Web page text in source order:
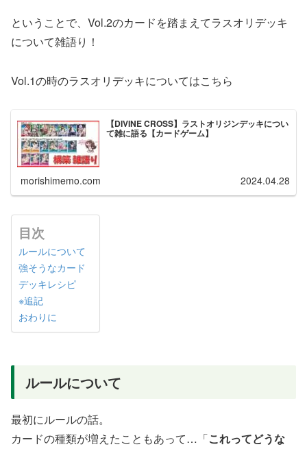
ということで、Vol.2のカードを踏まえてラスオリデッキ
について雑語り！
Vol.1の時のラスオリデッキについてはこちら
【DIVINE CROSS】ラストオリジンデッキについ
て雑に語る【カードゲーム】
morishimemo.com 2024.04.28
目次
ルールについて
強そうなカード
デッキレシピ
※追記
おわりに
ルールについて
最初にルールの話。
カードの種類が増えたこともあって…「これってどうな